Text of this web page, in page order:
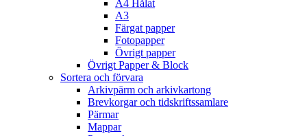
A4 Hålat
A3
Färgat papper
Fotopapper
Övrigt papper
Övrigt Papper & Block
Sortera och förvara
Arkivpärm och arkivkartong
Brevkorgar och tidskriftssamlare
Pärmar
Mappar